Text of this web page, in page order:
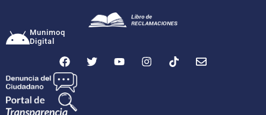
Munimoq
Digital